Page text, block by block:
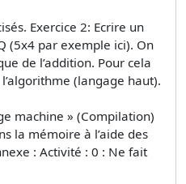
Exercice 2: Ecrire un
(5x4 par exemple ici). On
de l’addition. Pour cela
(langage haut).
machine » (Compilation)
la mémoire à l’aide des
: Activité : 0 : Ne fait